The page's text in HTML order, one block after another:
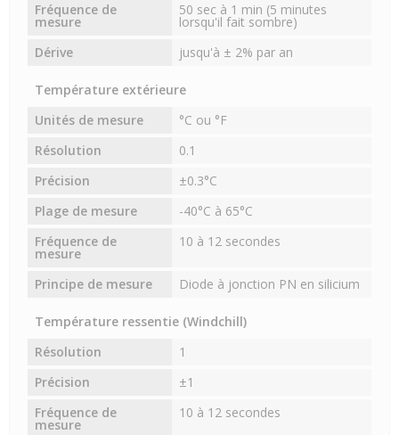
Fréquence de
mesure
50 sec à 1 min (5 minutes
lorsqu'il fait sombre)
Dérive
jusqu'à ± 2% par an
Température extérieure
Unités de mesure
°C ou °F
Résolution
0.1
Précision
±0.3°C
Plage de mesure
-40°C à 65°C
Fréquence de
mesure
10 à 12 secondes
Principe de mesure Diode à jonction PN en silicium
Température ressentie (Windchill)
Résolution
1
Précision
±1
Fréquence de
mesure
10 à 12 secondes